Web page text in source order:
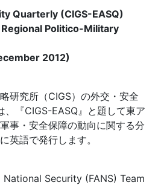
Quarterly (CIGS-EASQ)
Politico-Military
2012)
研究所（CIGS）の外交・安全
、『CIGS-EASQ』と題して東ア
事・安全保障の動向に関する分
英語で発行します。
Security (FANS) Team